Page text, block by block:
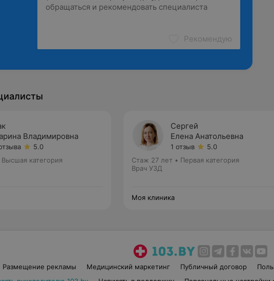
Рекомендую
Владимировна
5.0
Высшая категория
Сергей
Елена Анатольевна
1 отзыв
5.0
Стаж 27 лет • Первая категория
Врач УЗД
Моя клиника
Размещение рекламы Медицинский маркетинг Публичный договор